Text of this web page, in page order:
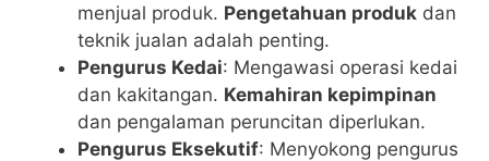
menjual produk. Pengetahuan produk dan
teknik jualan adalah penting.
Pengurus Kedai: Mengawasi operasi kedai
dan kakitangan. Kemahiran kepimpinan
dan pengalaman peruncitan diperlukan.
Pengurus Eksekutif: Menyokong pengurus